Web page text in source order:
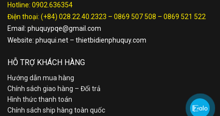
Hotline: 0902.636354
Điện thoại: (+84) 028.22.40.2323 – 0869 507 508 – 0869 521 522
Email: phuquypqe@gmail.com
Website: phuqui.net – thietbidienphuquy.com
HỖ TRỢ KHÁCH HÀNG
Hướng dẫn mua hàng
Chính sách giao hàng – Đổi trả
Hình thức thanh toán
Chính sách ship hàng toàn quốc